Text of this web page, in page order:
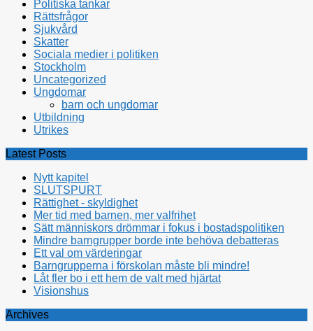
Politiska tankar
Rättsfrågor
Sjukvård
Skatter
Sociala medier i politiken
Stockholm
Uncategorized
Ungdomar
barn och ungdomar
Utbildning
Utrikes
Latest Posts
Nytt kapitel
SLUTSPURT
Rättighet - skyldighet
Mer tid med barnen, mer valfrihet
Sätt människors drömmar i fokus i bostadspolitiken
Mindre barngrupper borde inte behöva debatteras
Ett val om värderingar
Barngrupperna i förskolan måste bli mindre!
Låt fler bo i ett hem de valt med hjärtat
Visionshus
Archives